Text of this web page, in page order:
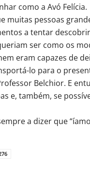
como a Avó Felícia.
muitas pessoas
a tentar
ser como os
eram capazes de
lo para o
Belchior. E
e, também, se
a dizer que